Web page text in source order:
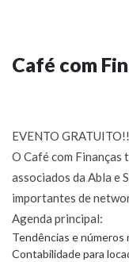
Café com
EVENTO GRATUITO!!
O Café com
associados da Abla e
importantes de
Agenda principal:
Tendências e
Contabilidade para